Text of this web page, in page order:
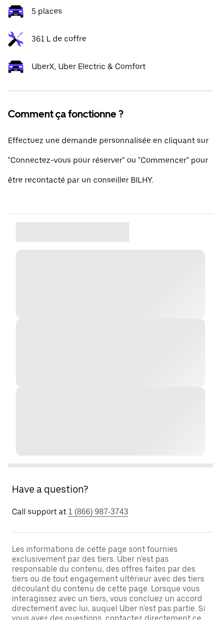
5 places
361 L de coffre
UberX, Uber Electric & Comfort
Comment ça fonctionne ?
Effectuez une demande personnalisée en cliquant sur
"Connectez-vous pour réserver" ou "Commencer" pour
être recontacté par un conseiller BILHY.
Have a question?
Call support at 1 (866) 987-3743
Les informations de cette page sont fournies
exclusivement par des tiers. Uber n'est pas
responsable du contenu, des offres faites par des
tiers ou de tout engagement ultérieur avec des tiers
découlant du contenu de cette page. Lorsque vous
interagissez avec un tiers, vous concluez un accord
directement avec lui, auquel Uber n'est pas partie. Si